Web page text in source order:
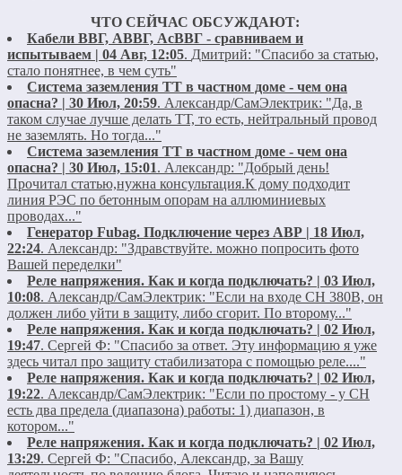
ЧТО СЕЙЧАС ОБСУЖДАЮТ:
Кабели ВВГ, АВВГ, АсВВГ - сравниваем и
испытываем | 04 Авг, 12:05. Дмитрий: "Спасибо за статью,
стало понятнее, в чем суть"
Система заземления ТТ в частном доме - чем она
опасна? | 30 Июл, 20:59. Александр/СамЭлектрик: "Да, в
таком случае лучше делать ТТ, то есть, нейтральный провод
не заземлять. Но тогда..."
Система заземления ТТ в частном доме - чем она
опасна? | 30 Июл, 15:01. Александр: "Добрый день!
Прочитал статью,нужна консультация.К дому подходит
линия РЭС по бетонным опорам на аллюминиевых
проводах..."
Генератор Fubag. Подключение через АВР | 18 Июл,
22:24. Александр: "Здравствуйте. можно попросить фото
Вашей переделки"
Реле напряжения. Как и когда подключать? | 03 Июл,
10:08. Александр/СамЭлектрик: "Если на входе СН 380В, он
должен либо уйти в защиту, либо сгорит. По второму..."
Реле напряжения. Как и когда подключать? | 02 Июл,
19:47. Сергей Ф: "Спасибо за ответ. Эту информацию я уже
здесь читал про защиту стабилизатора с помощью реле...."
Реле напряжения. Как и когда подключать? | 02 Июл,
19:22. Александр/СамЭлектрик: "Если по простому - у СН
есть два предела (диапазона) работы: 1) диапазон, в
котором..."
Реле напряжения. Как и когда подключать? | 02 Июл,
13:29. Сергей Ф: "Спасибо, Александр, за Вашу